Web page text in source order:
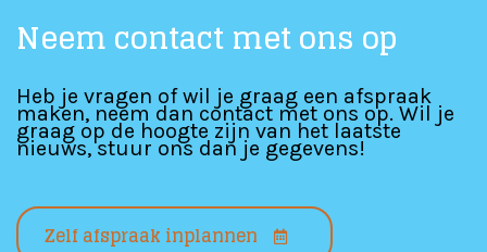
Neem contact met ons op
Heb je vragen of wil je graag een afspraak
maken, neem dan contact met ons op. Wil je
graag op de hoogte zijn van het laatste
nieuws, stuur ons dan je gegevens!
Zelf afspraak inplannen